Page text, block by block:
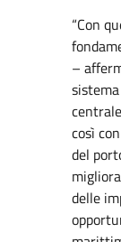
“Con
–
così
del
delle